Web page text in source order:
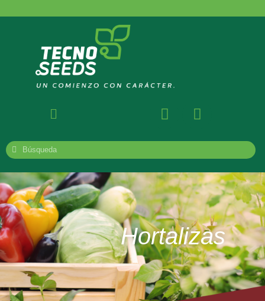
Hortalizas